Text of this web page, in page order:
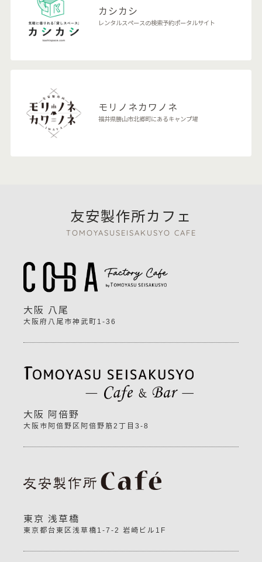
カシカシ
レンタルスペースの検索予約ポータルサイト
モリノネカワノネ
福井県勝山市北郷町にあるキャンプ場
友安製作所カフェ
TOMOYASUSEISAKUSYO CAFE
大阪 八尾
大阪府八尾市神武町1-36
大阪 阿倍野
大阪市阿倍野区阿倍野筋2丁目3-8
東京 浅草橋
東京都台東区浅草橋1-7-2 岩崎ビル1F